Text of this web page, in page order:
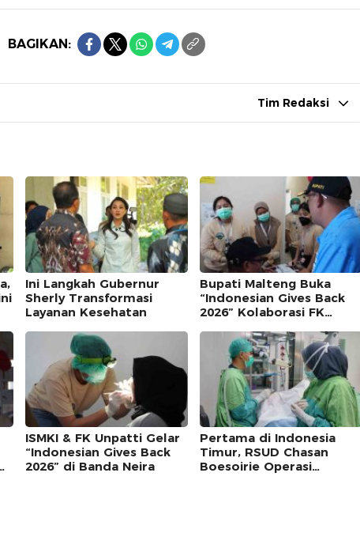
BAGIKAN:
Tim Redaksi
Ini Langkah Gubernur
Sherly Transformasi
Layanan Kesehatan
Bupati Malteng Buka
“Indonesian Gives Back
2026” Kolaborasi FK
Neira
ISMKI & FK Unpatti Gelar
“Indonesian Gives Back
2026” di Banda Neira
Pertama di Indonesia
Timur, RSUD Chasan
Boesoirie Operasi